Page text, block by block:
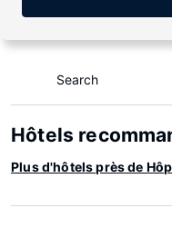
Search
Hôtels
Plus d'hôtels près de